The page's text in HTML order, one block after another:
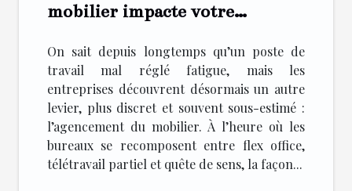
mobilier impacte votre
votre confort)
On sait depuis longtemps qu’un poste de
travail mal réglé fatigue, mais les
entreprises découvrent désormais un autre
levier, plus discret et souvent sous-estimé :
l’agencement du mobilier. À l’heure où les
bureaux se recomposent entre flex office,
télétravail partiel et quête de sens, la façon...